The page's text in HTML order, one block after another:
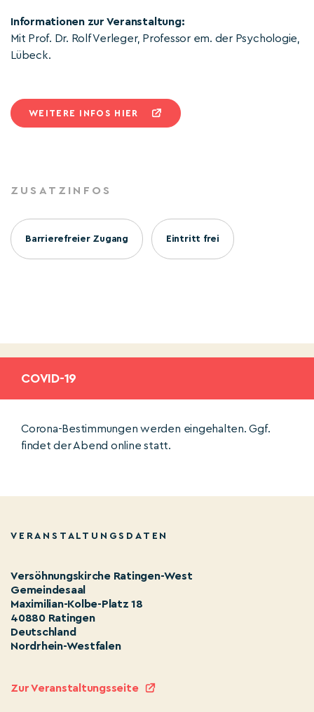
Informationen zur Veranstaltung:
Mit Prof. Dr. Rolf Verleger, Professor em. der Psychologie,
Lübeck.
WEITERE INFOS HIER
ZUSATZINFOS
Barrierefreier Zugang Eintritt frei
COVID-19
Corona-Bestimmungen werden eingehalten. Ggf.
findet der Abend online statt.
VERANSTALTUNGSDATEN
Versöhnungskirche Ratingen-West
Gemeindesaal
Maximilian-Kolbe-Platz 18
40880 Ratingen
Deutschland
Nordrhein-Westfalen
Zur Veranstaltungsseite